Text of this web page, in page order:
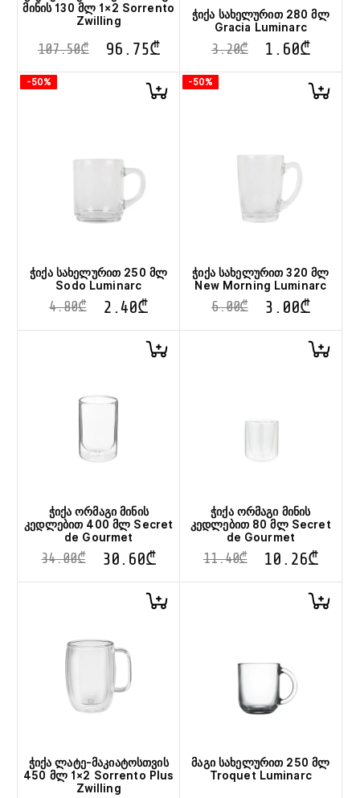
მინის 130 მლ 1×2 Sorrento
Zwilling
107.50₾ 96.75₾
ჭიქა სახელურით 280 მლ
Gracia Luminarc
3.20₾ 1.60₾
-50%
ჭიქა სახელურით 250 მლ
Sodo Luminarc
4.80₾ 2.40₾
-50%
ჭიქა სახელურით 320 მლ
New Morning Luminarc
6.00₾ 3.00₾
ჭიქა ორმაგი მინის
კედლებით 400 მლ Secret
de Gourmet
34.00₾ 30.60₾
ჭიქა ორმაგი მინის
კედლებით 80 მლ Secret
de Gourmet
11.40₾ 10.26₾
ჭიქა ლატე-მაკიატოსთვის
450 მლ 1×2 Sorrento Plus
Zwilling
მაგი სახელურით 250 მლ
Troquet Luminarc